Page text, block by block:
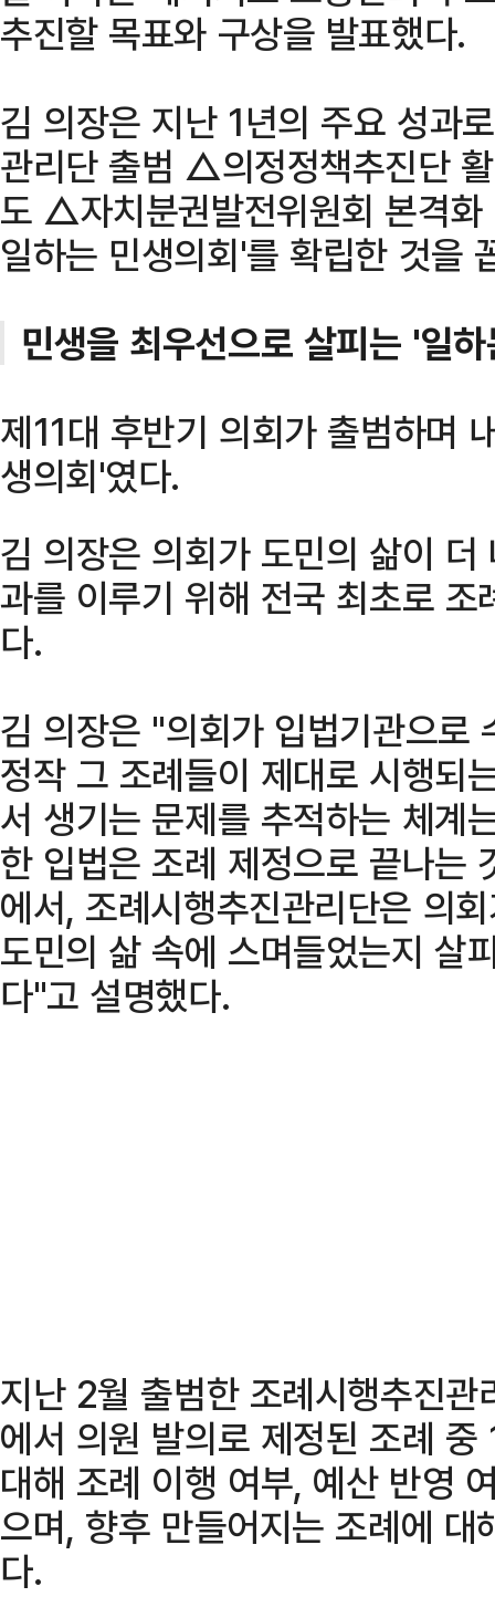
추진할 목표와 구상을 발표했다.
김 의장은 지난 1년의 주요 성과
관리단 출범 △의정정책추진단
도 △자치분권발전위원회 본격
일하는 민생의회'를 확립한 것을
민생을 최우선으로 살피는 '일
제11대 후반기 의회가 출범하며
생의회'였다.
김 의장은 의회가 도민의 삶이
과를 이루기 위해 전국 최초로
다.
김 의장은 "의회가 입법기관으로
정작 그 조례들이 제대로 시행되
서 생기는 문제를 추적하는 체계
한 입법은 조례 제정으로 끝나는
에서, 조례시행추진관리단은 의
도민의 삶 속에 스며들었는지 살
다"고 설명했다.
지난 2월 출범한 조례시행추진
에서 의원 발의로 제정된 조례
대해 조례 이행 여부, 예산 반영
으며, 향후 만들어지는 조례에
다.